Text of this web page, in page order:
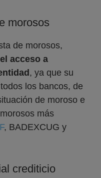
morosos
de morosos,
acceso a
, ya que su
los bancos, de
de moroso e
más
, BADEXCUG y
crediticio